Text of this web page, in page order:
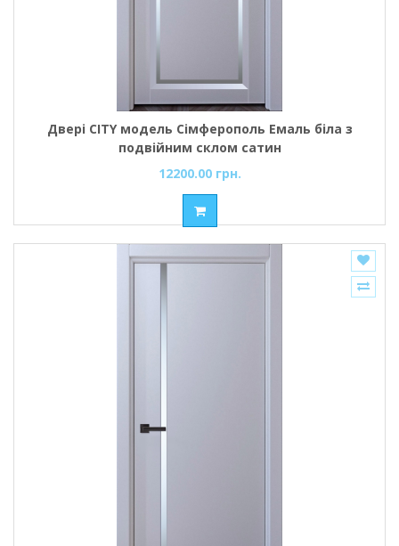
Двері CITY модель Сімферополь Емаль біла з
подвійним склом сатин
12200.00 грн.